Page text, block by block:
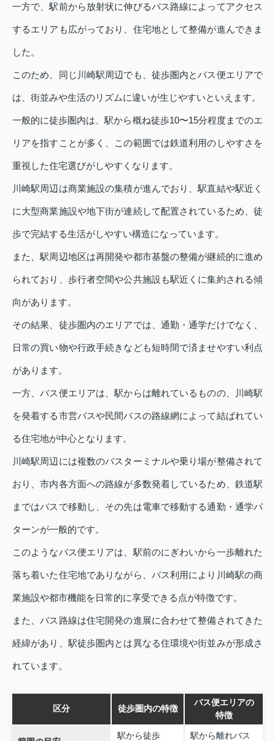
一方で、駅前から放射状に伸びるバス路線によってアクセス
するエリアも広がっており、住宅地として整備が進んできま
した。
このため、同じ川崎駅周辺でも、徒歩圏内とバス便エリアで
は、街並みや生活のリズムに違いが生じやすいといえます。
一般的に徒歩圏内は、駅から概ね徒歩10〜15分程度までのエ
リアを指すことが多く、この範囲では鉄道利用のしやすさを
重視した住宅選びがしやすくなります。
川崎駅周辺は商業施設の集積が進んでおり、駅直結や駅近く
に大型商業施設や地下街が連続して配置されているため、徒
歩で完結する生活がしやすい構造になっています。
また、駅周辺地区は再開発や都市基盤の整備が継続的に進め
られており、歩行者空間や公共施設も駅近くに集約される傾
向があります。
その結果、徒歩圏内のエリアでは、通勤・通学だけでなく、
日常の買い物や行政手続きなども短時間で済ませやすい利点
があります。
一方、バス便エリアは、駅からは離れているものの、川崎駅
を発着する市営バスや民間バスの路線網によって結ばれてい
る住宅地が中心となります。
川崎駅周辺には複数のバスターミナルや乗り場が整備されて
おり、市内各方面への路線が多数発着しているため、鉄道駅
まではバスで移動し、その先は電車で移動する通勤・通学パ
ターンが一般的です。
このようなバス便エリアは、駅前のにぎわいから一歩離れた
落ち着いた住宅地でありながら、バス利用により川崎駅の商
業施設や都市機能を日常的に享受できる点が特徴です。
また、バス路線は住宅開発の進展に合わせて整備されてきた
経緯があり、駅徒歩圏内とは異なる住環境や街並みが形成さ
れています。
区分 徒歩圏内の特徴
バス便エリアの
特徴
駅から徒歩 駅から離れバス